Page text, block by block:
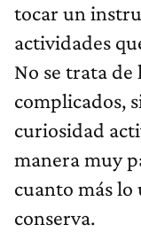
tocar un
actividades
No se trata de
complicados,
curiosidad
manera muy
cuanto más lo
conserva.